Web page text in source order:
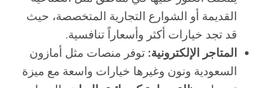
القديمة أو الشوارع التجارية المتخصصة، حيث
قد تجد خيارات أكثر وأسعاراً تنافسية.
المتاجر الإلكترونية: توفر منصات مثل أمازون
السعودية ونون وغيرها خيارات واسعة مع ميزة